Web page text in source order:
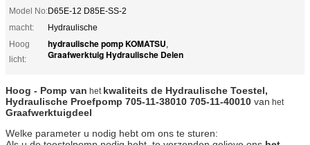
Model No:D65E-12 D85E-SS-2
macht:
Hydraulische
Hoog
licht:
hydraulische pomp KOMATSU,
Graafwerktuig Hydraulische Delen
Hoog - Pomp van het kwaliteits de Hydraulische Toestel,
Hydraulische Proefpomp 705-11-38010 705-11-40010 van het
Graafwerktuigdeel
Welke parameter u nodig hebt om ons te sturen: